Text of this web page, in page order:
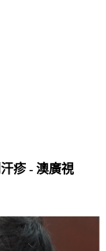
疹 - 澳廣視